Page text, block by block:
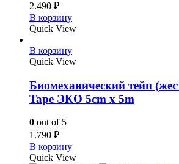
2.490 ₽
В корзину
Quick View
В корзину
Quick View
Биомеханический тейп
Tape ЭКО 5cm x 5m
0 out of 5
1.790 ₽
В корзину
Quick View